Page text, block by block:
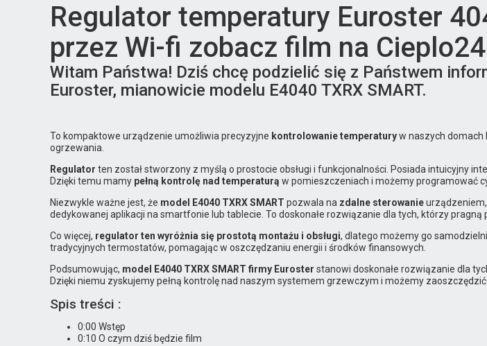
Regulator temperatury Euroster
przez Wi-fi zobacz film na
Witam Państwa! Dziś chcę podzielić się z Państwem
Euroster, mianowicie modelu E4040 TXRX SMART.
To kompaktowe urządzenie umożliwia precyzyjne kontrolowanie temperaturyw naszych domach
ogrzewania.
Regulator ten został stworzony z myślą o prostocie obsługi i funkcjonalności. Posiada intuicyjny
Dzięki temu mamy pełną kontrolę nad temperaturą w pomieszczeniach i możemy programować
Niezwykle ważne jest, że model E4040 TXRX SMART pozwala na zdalne sterowanie
dedykowanej aplikacji na smartfonie lub tablecie. To doskonałe rozwiązanie dla tych, którzy
Co więcej, regulator ten wyróżnia się prostotą montażu i obsługi, dlatego możemy go
tradycyjnych termostatów, pomagając w oszczędzaniu energii i środków finansowych.
Podsumowując, model E4040 TXRX SMART firmy Euroster stanowi doskonałe rozwiązanie dla
Dzięki niemu zyskujemy pełną kontrolę nad naszym systemem grzewczym i możemy
Spis treści :
0:00 Wstęp
0:10 O czym dziś będzie film